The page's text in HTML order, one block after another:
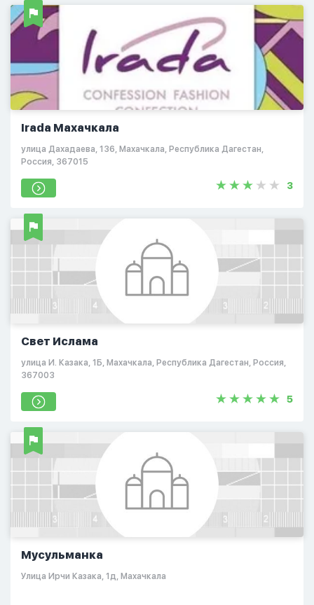
Irada Махачкала
улица Дахадаева, 136, Махачкала, Республика Дагестан,
Россия, 367015
3
Свет Ислама
улица И. Казака, 1Б, Махачкала, Республика Дагестан, Россия,
367003
5
Мусульманка
​Улица Ирчи Казака, 1д, Махачкала